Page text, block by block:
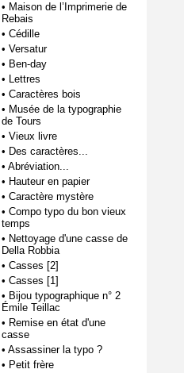
• Maison de l’Imprimerie de
Rebais
• Cédille
• Versatur
• Ben-day
• Lettres
• Caractères bois
• Musée de la typographie
de Tours
• Vieux livre
• Des caractères...
• Abréviation...
• Hauteur en papier
• Caractère mystère
• Compo typo du bon vieux
temps
• Nettoyage d'une casse de
Della Robbia
• Casses [2]
• Casses [1]
• Bijou typographique n° 2
Émile Teillac
• Remise en état d'une
casse
• Assassiner la typo ?
• Petit frère